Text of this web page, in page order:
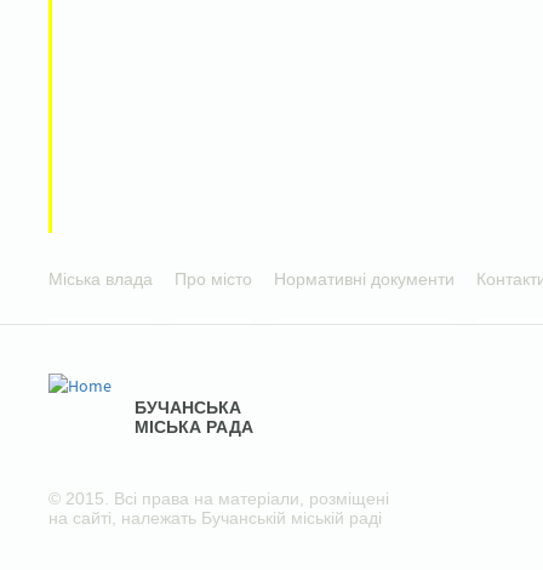
Міська влада Про місто Нормативні документи
БУЧАНСЬКА
МІСЬКА РАДА
© 2015. Всі права на матеріали, розміщені
на сайті, належать Бучанській міській раді